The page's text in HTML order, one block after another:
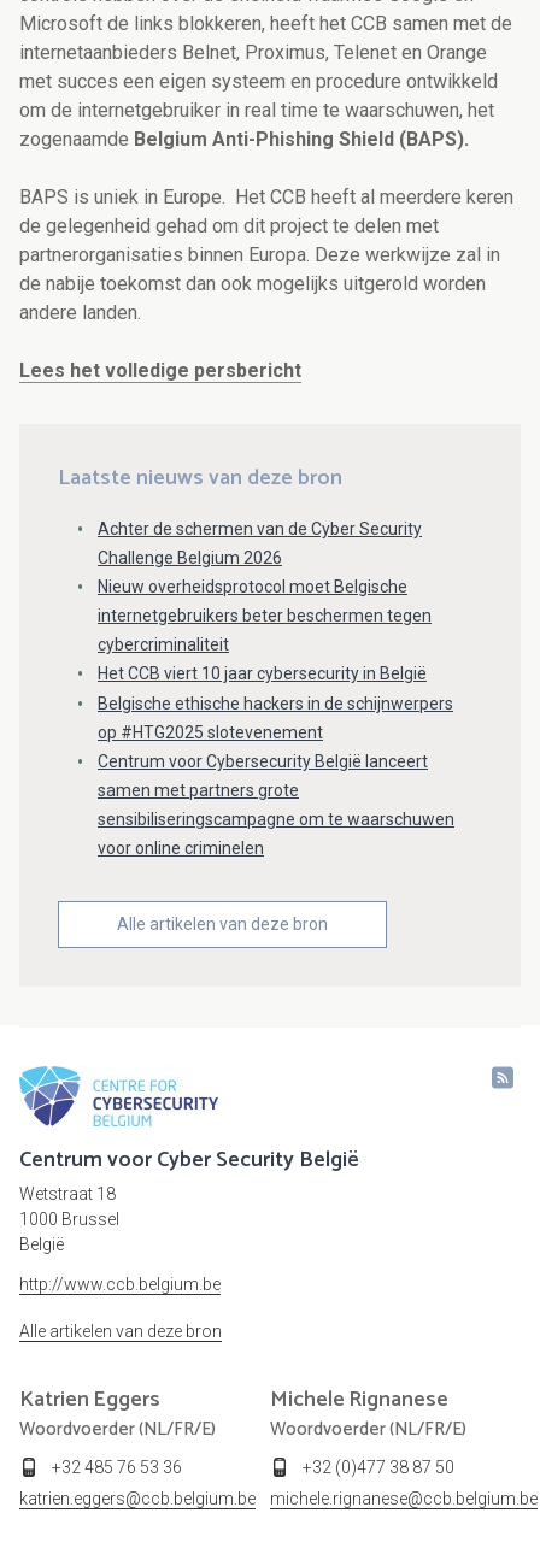
Microsoft de links blokkeren, heeft het CCB samen met de
internetaanbieders Belnet, Proximus, Telenet en Orange
met succes een eigen systeem en procedure ontwikkeld
om de internetgebruiker in real time te waarschuwen, het
zogenaamde Belgium Anti-Phishing Shield (BAPS).
BAPS is uniek in Europe. Het CCB heeft al meerdere keren
de gelegenheid gehad om dit project te delen met
partnerorganisaties binnen Europa. Deze werkwijze zal in
de nabije toekomst dan ook mogelijks uitgerold worden
andere landen.
Lees het volledige persbericht
Laatste nieuws van deze bron
Achter de schermen van de Cyber Security
Challenge Belgium 2026
Nieuw overheidsprotocol moet Belgische
internetgebruikers beter beschermen tegen
cybercriminaliteit
Het CCB viert 10 jaar cybersecurity in België
Belgische ethische hackers in de schijnwerpers
op #HTG2025 slotevenement
Centrum voor Cybersecurity België lanceert
samen met partners grote
sensibiliseringscampagne om te waarschuwen
voor online criminelen
Alle artikelen van deze bron
Centrum voor Cyber Security België
Wetstraat 18
1000 Brussel
België
http://www.ccb.belgium.be
Alle artikelen van deze bron
Katrien Eggers
Woordvoerder (NL/FR/E)
+32 485 76 53 36
katrien.eggers@ccb.belgium.be
Michele Rignanese
Woordvoerder (NL/FR/E)
+32 (0)477 38 87 50
michele.rignanese@ccb.belgium.be